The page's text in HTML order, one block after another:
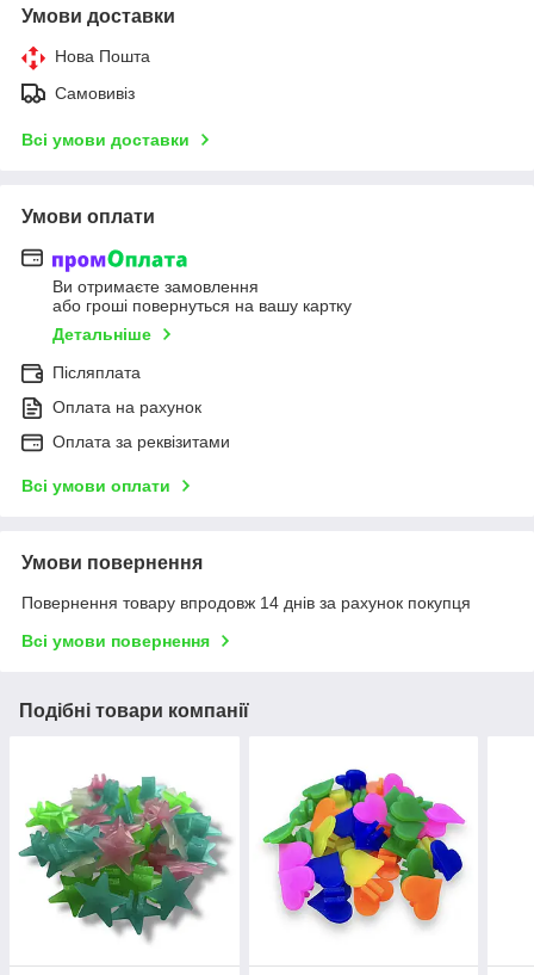
Умови доставки
Нова Пошта
Самовивіз
Всі умови доставки
Умови оплати
Ви отримаєте замовлення
або гроші повернуться на вашу картку
Детальніше
Післяплата
Оплата на рахунок
Оплата за реквізитами
Всі умови оплати
Умови повернення
Повернення товару впродовж 14 днів за рахунок покупця
Всі умови повернення
Подібні товари компанії